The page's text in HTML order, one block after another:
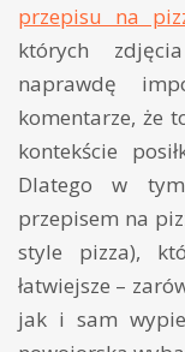
przepisu na
których
naprawdę
komentarze, że
kontekście
Dlatego w
przepisem na
style pizza),
łatwiejsze –
jak i sam